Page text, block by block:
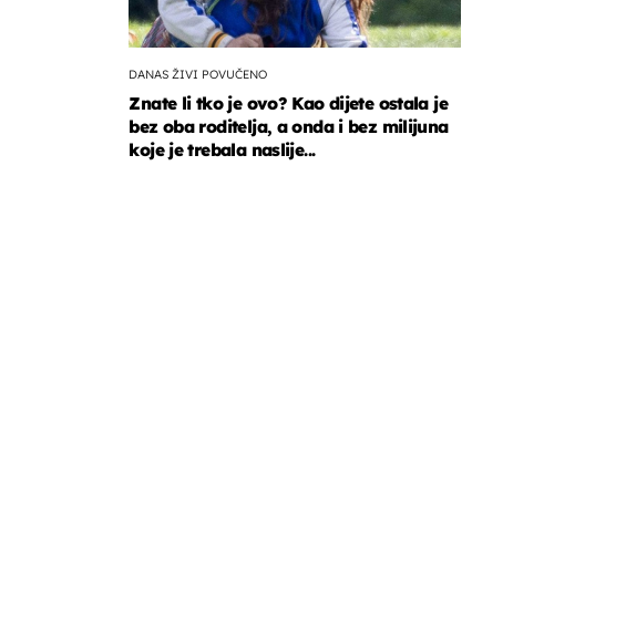
DANAS ŽIVI POVUČENO
Znate li tko je ovo? Kao dijete ostala je
bez oba roditelja, a onda i bez milijuna
koje je trebala naslije...